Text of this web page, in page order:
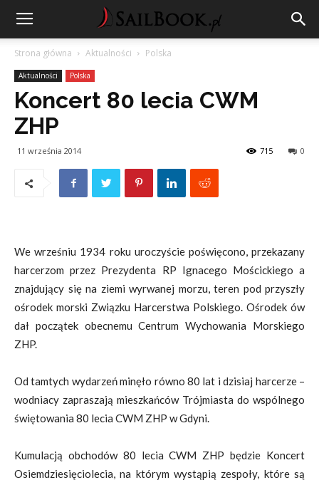
Strona główna Aktualności Polska
Aktualności Polska
Koncert 80 lecia CWM
ZHP
11 września 2014 0
715
We wrześniu 1934 roku uroczyście poświęcono, przekazany
harcerzom przez Prezydenta RP Ignacego Mościckiego a
znajdujący się na ziemi wyrwanej morzu, teren pod przyszły
ośrodek morski Związku Harcerstwa Polskiego. Ośrodek ów
dał początek obecnemu Centrum Wychowania Morskiego
ZHP.
Od tamtych wydarzeń minęło równo 80 lat i dzisiaj harcerze –
wodniacy zapraszają mieszkańców Trójmiasta do wspólnego
świętowania 80 lecia CWM ZHP w Gdyni.
Kumulacją obchodów 80 lecia CWM ZHP będzie Koncert
Osiemdziesięciolecia, na którym wystąpią zespoły, które są